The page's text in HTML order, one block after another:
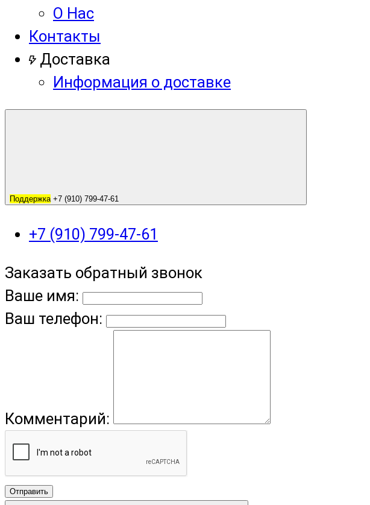
О Нас
Контакты
Доставка
Информация о доставке
Поддержка +7 (910) 799-47-61
+7 (910) 799-47-61
Заказать обратный звонок
Ваше имя:
Ваш телефон:
Комментарий:
Отправить